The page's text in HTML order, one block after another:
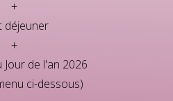
+
déjeuner
+
Jour de l'an 2026
ci-dessous)